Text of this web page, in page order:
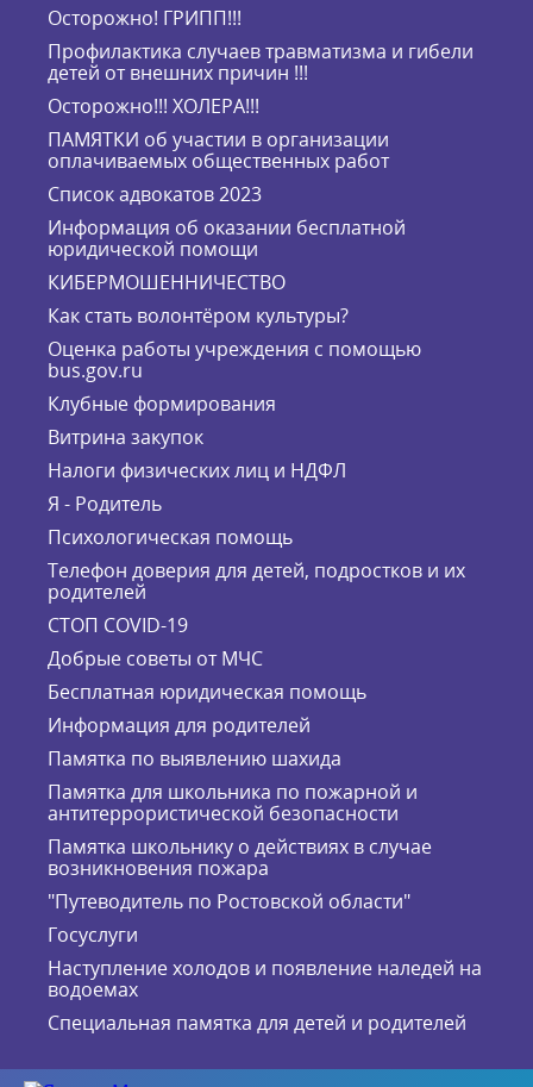
Осторожно! ГРИПП!!!
Профилактика случаев травматизма и гибели
детей от внешних причин !!!
Осторожно!!! ХОЛЕРА!!!
ПАМЯТКИ об участии в организации
оплачиваемых общественных работ
Список адвокатов 2023
Информация об оказании бесплатной
юридической помощи
КИБЕРМОШЕННИЧЕСТВО
Как стать волонтёром культуры?
Оценка работы учреждения с помощью
bus.gov.ru
Клубные формирования
Витрина закупок
Налоги физических лиц и НДФЛ
Я - Родитель
Психологическая помощь
Телефон доверия для детей, подростков и их
родителей
СТОП COVID-19
Добрые советы от МЧС
Бесплатная юридическая помощь
Информация для родителей
Памятка по выявлению шахида
Памятка для школьника по пожарной и
антитеррористической безопасности
Памятка школьнику о действиях в случае
возникновения пожара
"Путеводитель по Ростовской области"
Госуслуги
Наступление холодов и появление наледей на
водоемах
Специальная памятка для детей и родителей